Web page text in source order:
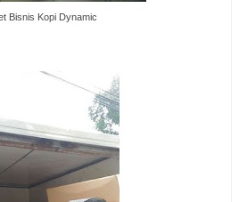
Bisnis Kopi Dynamic